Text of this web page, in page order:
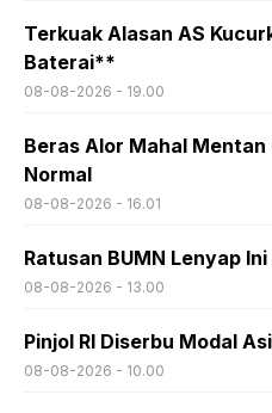
Terkuak Alasan AS
Baterai**
08-08-2026 - 19.00
Beras Alor Mahal
Normal
08-08-2026 - 16.01
Ratusan BUMN Lenyap
08-08-2026 - 13.00
Pinjol RI Diserbu Modal
08-08-2026 - 10.00